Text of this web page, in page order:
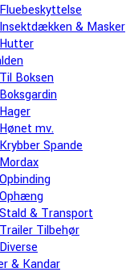
Fluebeskyttelse
Insektdækken & Masker
Hutter
Til Boksen
Boksgardin
Hager
Hønet mv.
Krybber Spande
Mordax
Opbinding
Ophæng
Stald & Transport
Trailer Tilbehør
Diverse
& Kandar